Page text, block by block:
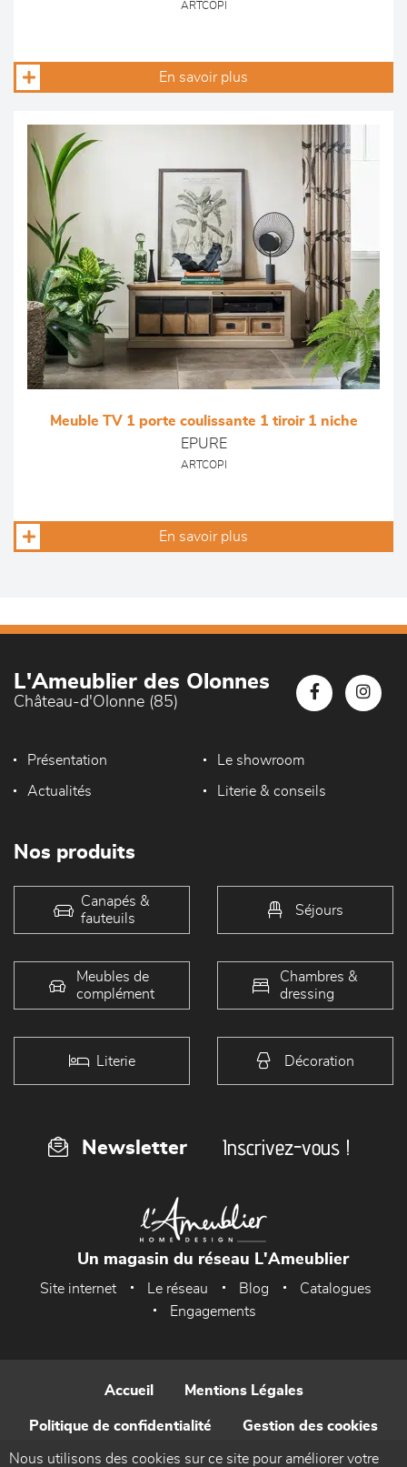
ARTCOPI
En savoir plus
Meuble TV 1 porte coulissante 1 tiroir 1 niche
EPURE
ARTCOPI
En savoir plus
L'Ameublier des Olonnes
Château-d'Olonne (85)
Présentation Le showroom
Actualités Literie & conseils
Nos produits
Canapés &
fauteuils
Séjours
Meubles de
complément
Chambres &
dressing
Literie Décoration
Newsletter Inscrivez-vous !
Un magasin du réseau L'Ameublier
Site internet Le réseau Blog
Catalogues
Engagements
Accueil Mentions Légales
Politique de confidentialité Gestion des cookies
Contact
Nous utilisons des cookies sur ce site pour améliorer votre